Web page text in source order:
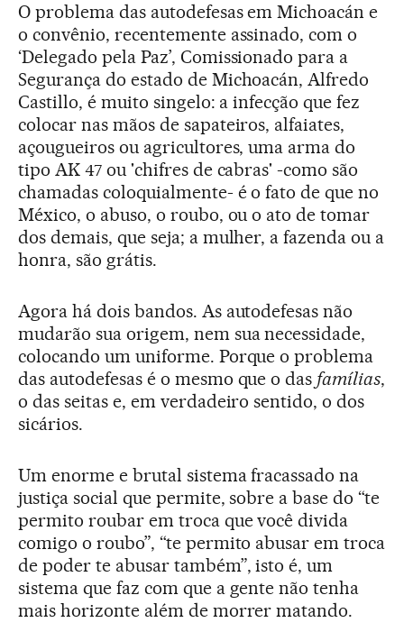
O problema das autodefesas em Michoacán e
o convênio, recentemente assinado, com o
‘Delegado pela Paz’, Comissionado para a
Segurança do estado de Michoacán, Alfredo
Castillo, é muito singelo: a infecção que fez
colocar nas mãos de sapateiros, alfaiates,
açougueiros ou agricultores, uma arma do
tipo AK 47 ou 'chifres de cabras' -como são
chamadas coloquialmente- é o fato de que no
México, o abuso, o roubo, ou o ato de tomar
dos demais, que seja; a mulher, a fazenda ou a
honra, são grátis.
Agora há dois bandos. As autodefesas não
mudarão sua origem, nem sua necessidade,
colocando um uniforme. Porque o problema
das autodefesas é o mesmo que o das famílias,
o das seitas e, em verdadeiro sentido, o dos
sicários.
Um enorme e brutal sistema fracassado na
justiça social que permite, sobre a base do “te
permito roubar em troca que você divida
comigo o roubo”, “te permito abusar em troca
de poder te abusar também”, isto é, um
sistema que faz com que a gente não tenha
mais horizonte além de morrer matando.